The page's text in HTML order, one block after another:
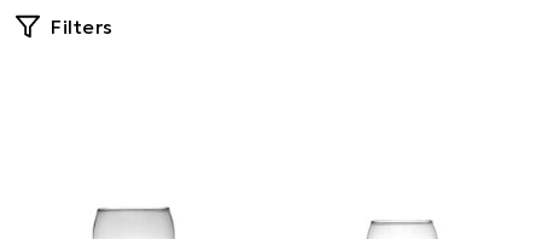
Filters